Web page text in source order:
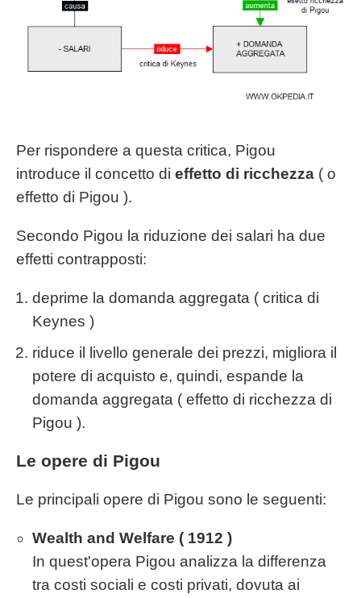
Per rispondere a questa critica, Pigou
introduce il concetto di effetto di ricchezza ( o
effetto di Pigou ).
Secondo Pigou la riduzione dei salari ha due
effetti contrapposti:
deprime la domanda aggregata ( critica di
Keynes )
riduce il livello generale dei prezzi, migliora il
potere di acquisto e, quindi, espande la
domanda aggregata ( effetto di ricchezza di
Pigou ).
Le opere di Pigou
Le principali opere di Pigou sono le seguenti:
Wealth and Welfare ( 1912 )
In quest'opera Pigou analizza la differenza
tra costi sociali e costi privati, dovuta ai